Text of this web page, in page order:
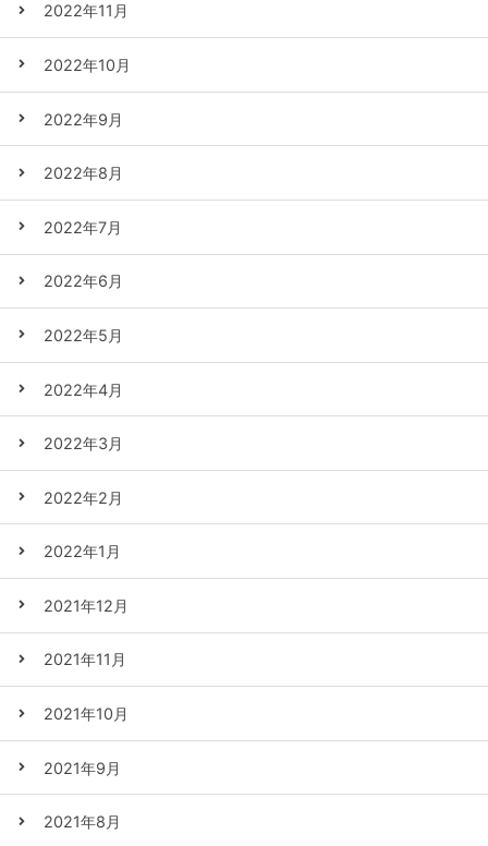
2022年11月
2022年10月
2022年9月
2022年8月
2022年7月
2022年6月
2022年5月
2022年4月
2022年3月
2022年2月
2022年1月
2021年12月
2021年11月
2021年10月
2021年9月
2021年8月